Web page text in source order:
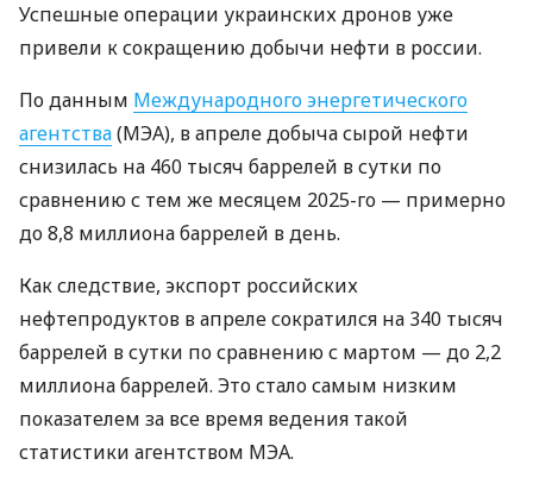
Успешные операции украинских дронов уже
привели к сокращению добычи нефти в россии.
По данным Международного энергетического
агентства(МЭА), в апреле добыча сырой нефти
снизилась на 460 тысяч баррелей в сутки по
сравнению с тем же месяцем 2025-го — примерно
до 8,8 миллиона баррелей в день.
Как следствие, экспорт российских
нефтепродуктов в апреле сократился на 340 тысяч
баррелей в сутки по сравнению с мартом — до 2,2
миллиона баррелей. Это стало самым низким
показателем за все время ведения такой
статистики агентством МЭА.